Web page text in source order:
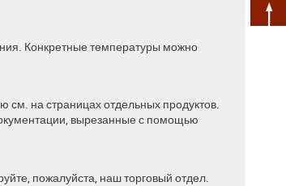
Конкретные температуры можно
на страницах отдельных продуктов.
вырезанные с помощью
пожалуйста, нашторговый отдел